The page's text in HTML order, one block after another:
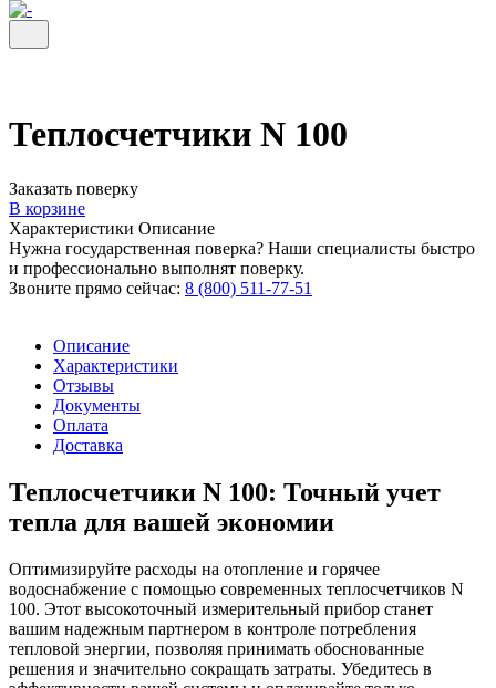
Теплосчетчики N 100
Заказать поверку
В корзине
Характеристики Описание
Нужна государственная поверка? Наши специалисты быстро
и профессионально выполнят поверку.
Звоните прямо сейчас: 8 (800) 511-77-51
Описание
Характеристики
Отзывы
Документы
Оплата
Доставка
Теплосчетчики N 100: Точный учет
тепла для вашей экономии
Оптимизируйте расходы на отопление и горячее
водоснабжение с помощью современных теплосчетчиков N
100. Этот высокоточный измерительный прибор станет
вашим надежным партнером в контроле потребления
тепловой энергии, позволяя принимать обоснованные
решения и значительно сокращать затраты. Убедитесь в